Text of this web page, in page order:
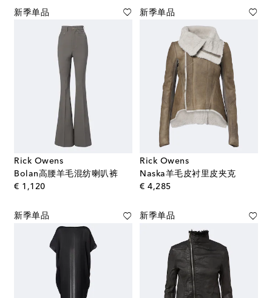
新季单品
Rick Owens
Bolan高腰羊毛混纺喇叭裤
€ 1,120original price
新季单品
Rick Owens
Naska羊毛皮衬里皮夹克
€ 4,285original price
新季单品 新季单品